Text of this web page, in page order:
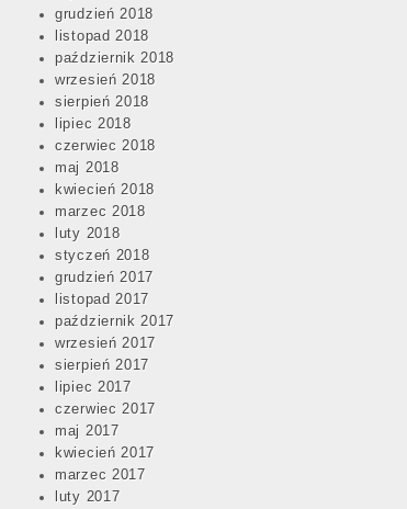
grudzień 2018
listopad 2018
październik 2018
wrzesień 2018
sierpień 2018
lipiec 2018
czerwiec 2018
maj 2018
kwiecień 2018
marzec 2018
luty 2018
styczeń 2018
grudzień 2017
listopad 2017
październik 2017
wrzesień 2017
sierpień 2017
lipiec 2017
czerwiec 2017
maj 2017
kwiecień 2017
marzec 2017
luty 2017